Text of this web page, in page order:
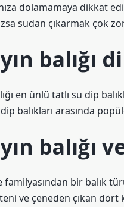
dolamamaya dikkat
sudan çıkarmak çok
balığı
en ünlü tatlı su dip
balıkları arasında
balığı
bir balık
ve çeneden çıkan dört